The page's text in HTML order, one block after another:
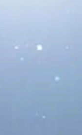
Solar
las
eclipse